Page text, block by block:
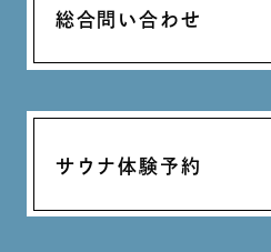
総合問い合わせ
サウナ体験予約